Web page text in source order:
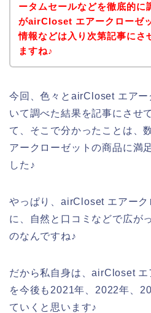
ータムセールなどを徹底的に
がairCloset エアークローゼ
情報などは入り次第記事にさ
ますね♪
今回、色々とairCloset エアー
いて調べた結果を記事にさせ
て、そこで分かったことは、
アークローゼットの商品に満
した♪
やっぱり、airCloset エアーク
に、自然と口コミなどで広が
のなんですね♪
だから私自身は、airCloset
を今後も2021年、2022年、
ていくと思います♪